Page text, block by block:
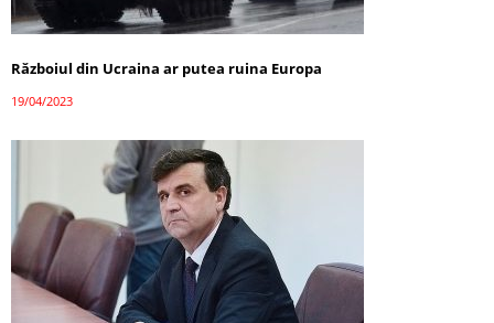
Războiul din Ucraina ar putea ruina Europa
19/04/2023